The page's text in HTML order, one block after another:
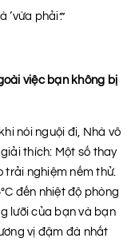
‘vừa phải’.”
việc bạn không bị
nói nguội đi, Nhà vô
thích: Một số thay
trải nghiệm nếm thử.
đến nhiệt độ phòng
lưỡi của bạn và bạn
vị đậm đà nhất